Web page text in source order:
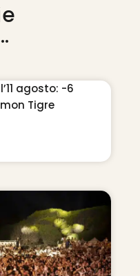
agosto: -6
Tigre